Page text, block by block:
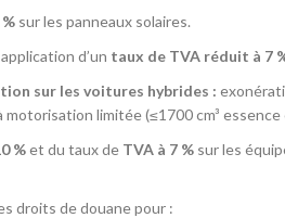
sur les panneaux solaires.
d’un taux de TVA réduit à 7
sur les voitures hybrides :
limitée (≤1700 cm³
%et du taux de TVA à 7 %sur les
droits de douane pour :